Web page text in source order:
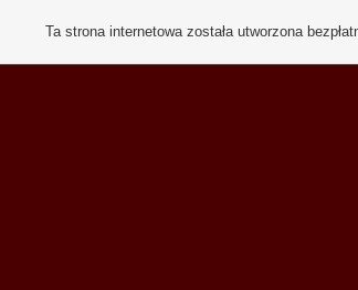
Ta strona internetowa została utworzona